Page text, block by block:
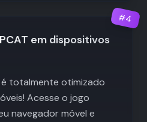
#4
em dispositivos
é totalmente otimizado
Acesse o jogo
navegador móvel e